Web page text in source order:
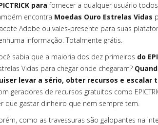
para fornecer a qualquer usuário todos
encontra Moedas Ouro Estrelas Vidas
Adobe ou vales-presente para suas
informação. Totalmente grátis.
sabia que a maioria dos dez primeiros do
Vidas para chegar onde chegaram?
levar a sério, obter recursos e escalar
geradores de recursos gratuitos como
que gastar dinheiro que nem sempre tem.
como as travessuras são galopantes na